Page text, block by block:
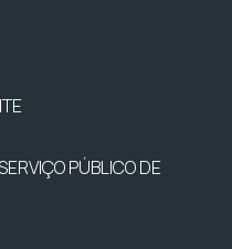
PÚBLICO DE